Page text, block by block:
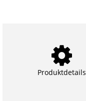
Produktdetails